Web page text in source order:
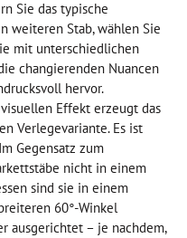
Sie das typische
weiteren Stab, wählen Sie
mit unterschiedlichen
changierenden Nuancen
hervor.
Effekt erzeugt das
Verlegevariante. Es ist
Gegensatz zum
nicht in einem
sind sie in einem
60°-Winkel
ausgerichtet – je nachdem,